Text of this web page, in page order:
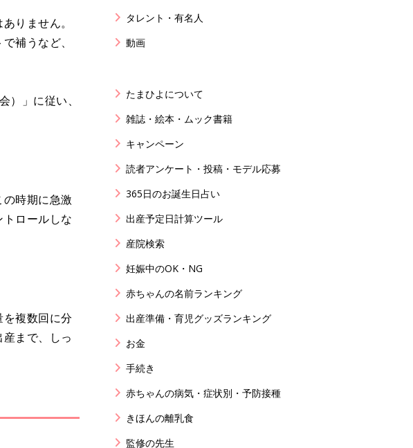
りません。
補うなど、
」に従い、
時期に急激
ロールしな
複数回に分
まで、しっ
タレント・有名人
動画
たまひよについて
雑誌・絵本・ムック書籍
キャンペーン
読者アンケート・投稿・モデル応募
365日のお誕生日占い
出産予定日計算ツール
産院検索
妊娠中のOK・NG
赤ちゃんの名前ランキング
出産準備・育児グッズランキング
お金
手続き
赤ちゃんの病気・症状別・予防接種
きほんの離乳食
監修の先生